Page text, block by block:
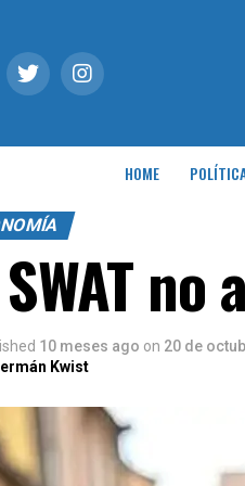
HOME
10 meses ago on 20 de
Kwist